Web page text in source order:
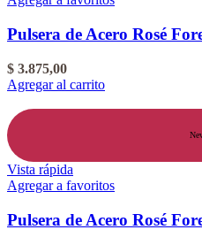
Pulsera de Acero Rosé
$ 3.875,00
Agregar al carrito
Vista rápida
Agregar a favoritos
Pulsera de Acero Rosé